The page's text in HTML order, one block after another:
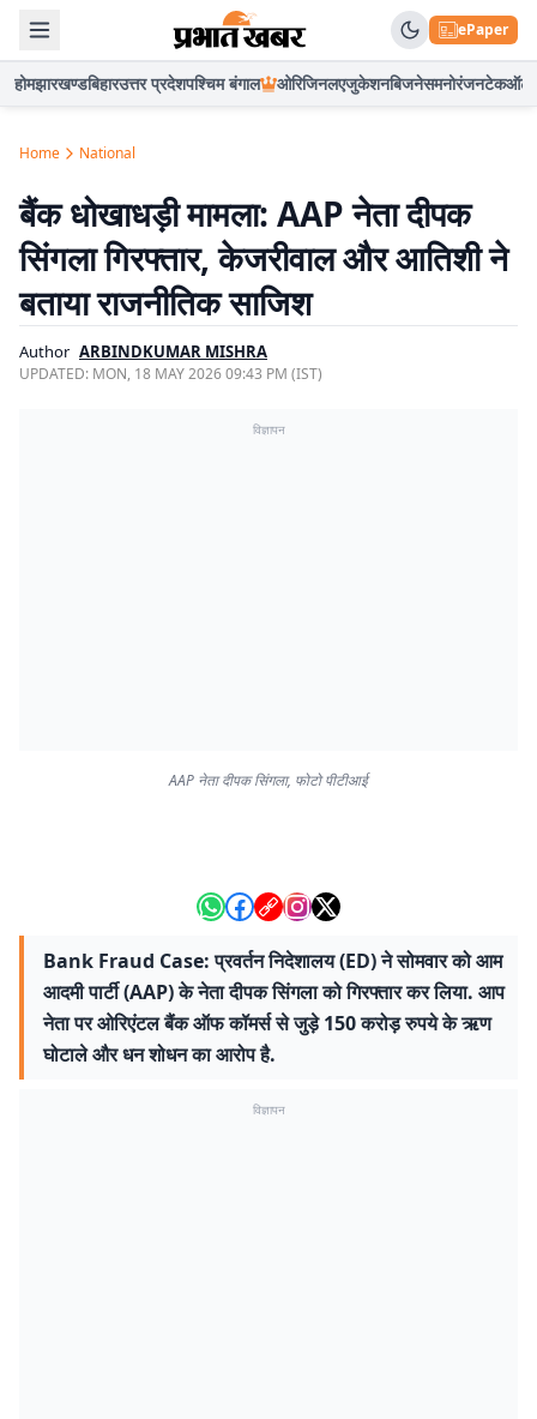
ePaper
होमझारखण्डबिहारउत्तर प्रदेशपश्चिम बंगाल ओरिजिनलएजुकेशनबिजनेसमनोरंजनटेकऑटो
Home National
बैंक धोखाधड़ी मामला: AAP नेता दीपक
सिंगला गिरफ्तार, केजरीवाल और आतिशी ने
बताया राजनीतिक साजिश
Author ARBINDKUMAR MISHRA
UPDATED: MON, 18 MAY 2026 09:43 PM (IST)
विज्ञापन
AAP नेता दीपक सिंगला, फोटो पीटीआई
Bank Fraud Case: प्रवर्तन निदेशालय (ED) ने सोमवार को आम
आदमी पार्टी (AAP) के नेता दीपक सिंगला को गिरफ्तार कर लिया. आप
नेता पर ओरिएंटल बैंक ऑफ कॉमर्स से जुड़े 150 करोड़ रुपये के ऋण
घोटाले और धन शोधन का आरोप है.
विज्ञापन